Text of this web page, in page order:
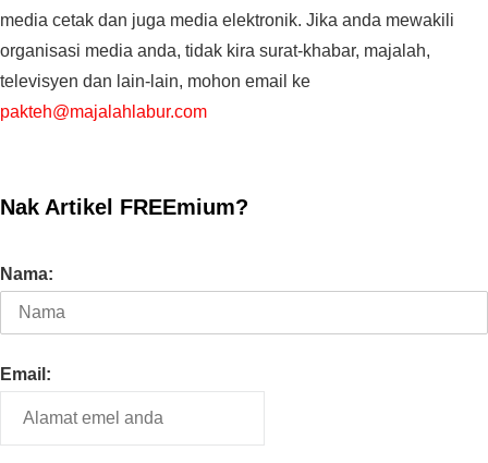
media cetak dan juga media elektronik. Jika anda mewakili
organisasi media anda, tidak kira surat-khabar, majalah,
televisyen dan lain-lain, mohon email ke
pakteh@majalahlabur.com
Nak Artikel FREEmium?
Nama:
Email: